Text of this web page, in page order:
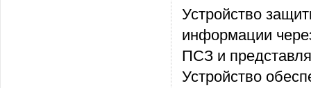
Устройство
информации
ПСЗ и
Устройство